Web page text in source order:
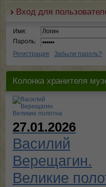
Вход для
Имя:
Пароль:
Регистрация
Забыли пароль?
Колонка хранителя
27.01.2026
Василий
Верещагин.
Великие